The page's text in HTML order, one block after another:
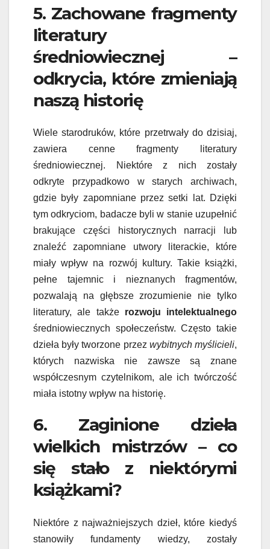
5. Zachowane fragmenty
literatury
średniowiecznej –
odkrycia, które zmieniają
naszą historię
Wiele starodruków, które przetrwały do dzisiaj,
zawiera cenne fragmenty literatury
średniowiecznej. Niektóre z nich zostały
odkryte przypadkowo w starych archiwach,
gdzie były zapomniane przez setki lat. Dzięki
tym odkryciom, badacze byli w stanie uzupełnić
brakujące części historycznych narracji lub
znaleźć zapomniane utwory literackie, które
miały wpływ na rozwój kultury. Takie książki,
pełne tajemnic i nieznanych fragmentów,
pozwalają na głębsze zrozumienie nie tylko
literatury, ale także rozwoju intelektualnego
średniowiecznych społeczeństw. Często takie
dzieła były tworzone przez wybitnych myślicieli,
których nazwiska nie zawsze są znane
współczesnym czytelnikom, ale ich twórczość
miała istotny wpływ na historię.
6. Zaginione dzieła
wielkich mistrzów – co
się stało z niektórymi
książkami?
Niektóre z najważniejszych dzieł, które kiedyś
stanowiły fundamenty wiedzy, zostały